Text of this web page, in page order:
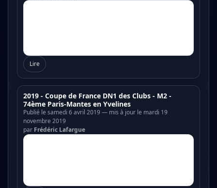
Lire
2019 - Coupe de France DN1 des Clubs - M2 -
74ème Paris-Mantes en Yvelines
Publié le samedi 6 avril 2019 — mis à jour le mardi 19
novembre 2019
par Frédéric Lafargue